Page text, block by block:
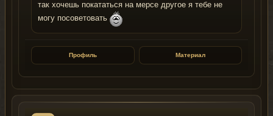
так хочешь покататься на мерсе другое я тебе не
могу посоветовать
Профиль Материал